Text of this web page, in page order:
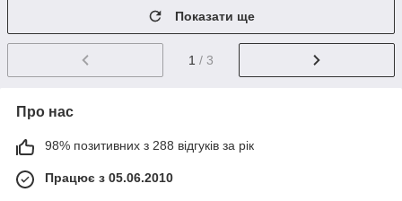
Показати ще
1 / 3
Про нас
98% позитивних з 288 відгуків за рік
Працює з 05.06.2010